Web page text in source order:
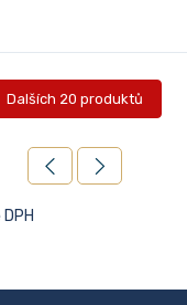
Dalších 20 produktů